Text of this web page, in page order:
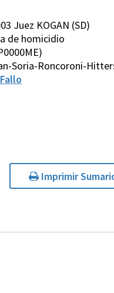
Juez KOGAN (SD)
de homicidio
Soria-Roncoroni-
Imprimir